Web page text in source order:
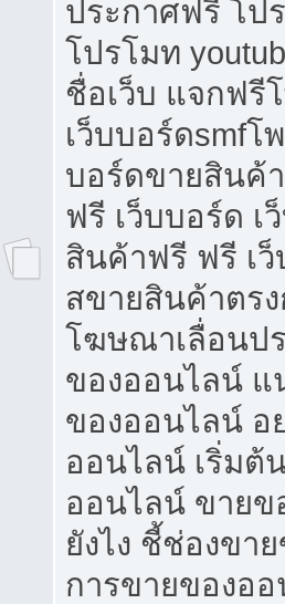
ประกาศฟรี โป
โปรโมท
ชื่อเว็บ แจกฟรี
เว็บบอร์ดsmfโ
บอร์ดขายสินค้
ฟรี เว็บบอร์ด เ
สินค้าฟรี ฟรี เ
สขายสินค้าตร
โฆษณาเลื่อนป
ของออนไลน์ แ
ของออนไลน์ อ
ออนไลน์ เริ่มต้
ออนไลน์ ขายข
ยังไง ชี้ช่องขา
การขายของออ